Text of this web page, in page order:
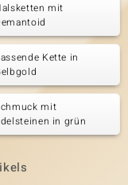
mit
Kette in
mit
in grün